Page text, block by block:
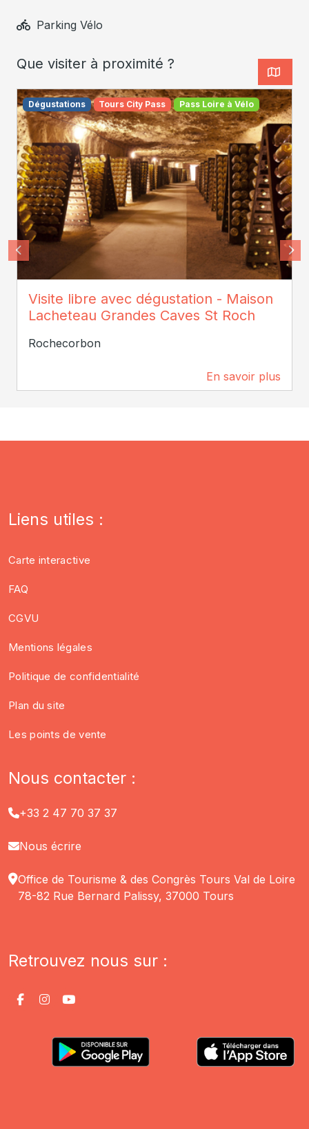
Parking Vélo
Que visiter à proximité ?
Dégustations Tours City Pass Pass Loire à Vélo
Visite libre avec dégustation - Maison
Lacheteau Grandes Caves St Roch
Rochecorbon
En savoir plus
Liens utiles :
Carte interactive
FAQ
CGVU
Mentions légales
Politique de confidentialité
Plan du site
Les points de vente
Nous contacter :
+33 2 47 70 37 37
Nous écrire
Office de Tourisme & des Congrès Tours Val de Loire
78-82 Rue Bernard Palissy, 37000 Tours
Retrouvez nous sur :